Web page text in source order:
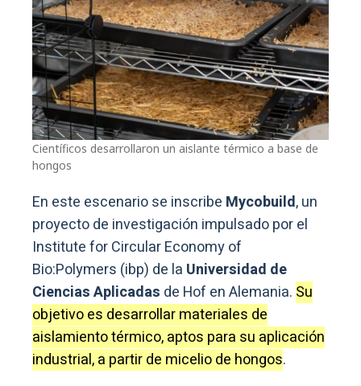
Científicos desarrollaron un aislante térmico a base de
hongos
En este escenario se inscribe Mycobuild, un
proyecto de investigación impulsado por el
Institute for Circular Economy of
Bio:Polymers (ibp) de la Universidad de
Ciencias Aplicadas de Hof en Alemania. Su
objetivo es desarrollar materiales de
aislamiento térmico, aptos para su aplicación
industrial, a partir de micelio de hongos.